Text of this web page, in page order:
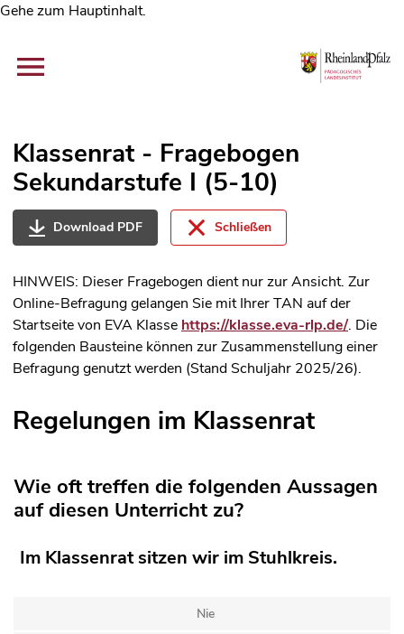
Gehe zum Hauptinhalt.
Klassenrat - Fragebogen
Sekundarstufe I (5-10)
Download PDF Schließen
HINWEIS: Dieser Fragebogen dient nur zur Ansicht. Zur
Online-Befragung gelangen Sie mit Ihrer TAN auf der
Startseite von EVA Klasse https://klasse.eva-rlp.de/. Die
folgenden Bausteine können zur Zusammenstellung einer
Befragung genutzt werden (Stand Schuljahr 2025/26).
Regelungen im Klassenrat
Wie oft treffen die folgenden Aussagen
auf diesen Unterricht zu?
Im Klassenrat sitzen wir im Stuhlkreis.
Nie